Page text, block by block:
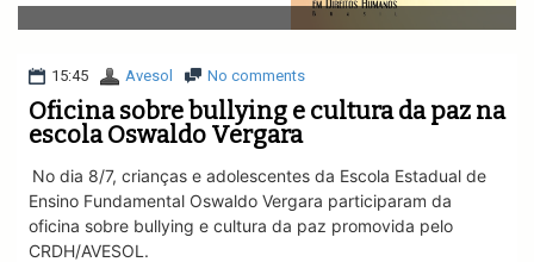
v
i
a
i
o
15:45 Avesol No comments
Oficina sobre bullying e cultura da paz na
escola Oswaldo Vergara
No dia 8/7, crianças e adolescentes da Escola Estadual de
Ensino Fundamental Oswaldo Vergara participaram da
oficina sobre bullying e cultura da paz promovida pelo
CRDH/AVESOL.